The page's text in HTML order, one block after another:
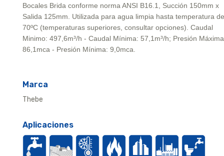
Bocales Brida conforme norma ANSI B16.1, Succión 150mm x
Salida 125mm. Utilizada para agua limpia hasta temperatura de
70ºC (temperaturas superiores, consultar opciones). Caudal
Minimo: 497,6m³/h - Caudal Mínima: 57,1m³/h; Presión
86,1mca - Presión Mínima: 9,0mca.
Marca
Thebe
Aplicaciones